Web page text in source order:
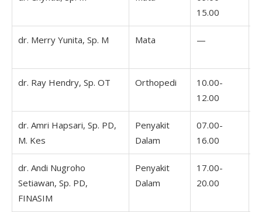
15.00
dr. Merry Yunita, Sp. M Mata —
dr. Ray Hendry, Sp. OT Orthopedi
10.00-
12.00
dr. Amri Hapsari, Sp. PD,
M. Kes
Penyakit
Dalam
07.00-
16.00
dr. Andi Nugroho
Setiawan, Sp. PD,
FINASIM
Penyakit
Dalam
17.00-
20.00